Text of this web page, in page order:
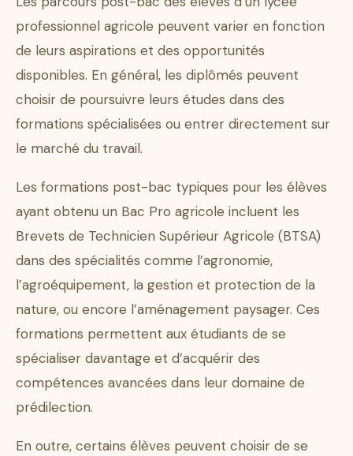
professionnel agricole peuvent varier en fonction
de leurs aspirations et des opportunités
disponibles. En général, les diplômés peuvent
choisir de poursuivre leurs études dans des
formations spécialisées ou entrer directement sur
le marché du travail.
Les formations post-bac typiques pour les élèves
ayant obtenu un Bac Pro agricole incluent les
Brevets de Technicien Supérieur Agricole (BTSA)
dans des spécialités comme l’agronomie,
l’agroéquipement, la gestion et protection de la
nature, ou encore l’aménagement paysager. Ces
formations permettent aux étudiants de se
spécialiser davantage et d’acquérir des
compétences avancées dans leur domaine de
prédilection.
En outre, certains élèves peuvent choisir de se